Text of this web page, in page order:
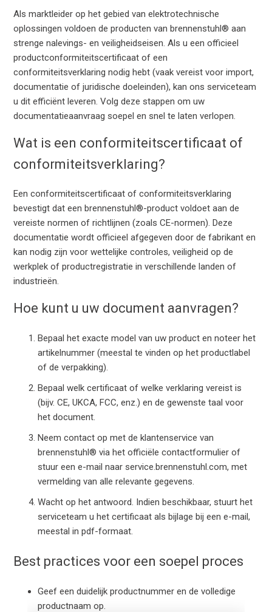
Als marktleider op het gebied van elektrotechnische
oplossingen voldoen de producten van brennenstuhl® aan
strenge nalevings- en veiligheidseisen. Als u een officieel
productconformiteitscertificaat of een
conformiteitsverklaring nodig hebt (vaak vereist voor import,
documentatie of juridische doeleinden), kan ons serviceteam
u dit efficiënt leveren. Volg deze stappen om uw
documentatieaanvraag soepel en snel te laten verlopen.
Wat is een conformiteitscertificaat of
conformiteitsverklaring?
Een conformiteitscertificaat of conformiteitsverklaring
bevestigt dat een brennenstuhl®-product voldoet aan de
vereiste normen of richtlijnen (zoals CE-normen). Deze
documentatie wordt officieel afgegeven door de fabrikant en
kan nodig zijn voor wettelijke controles, veiligheid op de
werkplek of productregistratie in verschillende landen of
industrieën.
Hoe kunt u uw document aanvragen?
Bepaal het exacte model van uw product en noteer het
artikelnummer (meestal te vinden op het productlabel
of de verpakking).
Bepaal welk certificaat of welke verklaring vereist is
(bijv. CE, UKCA, FCC, enz.) en de gewenste taal voor
het document.
Neem contact op met de klantenservice van
brennenstuhl® via het officiële contactformulier of
stuur een e-mail naar service.brennenstuhl.com, met
vermelding van alle relevante gegevens.
Wacht op het antwoord. Indien beschikbaar, stuurt het
serviceteam u het certificaat als bijlage bij een e-mail,
meestal in pdf-formaat.
Best practices voor een soepel proces
Geef een duidelijk productnummer en de volledige
productnaam op.